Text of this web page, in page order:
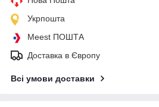
Укрпошта
Meest ПОШТА
Доставка в Європу
Всі умови доставки